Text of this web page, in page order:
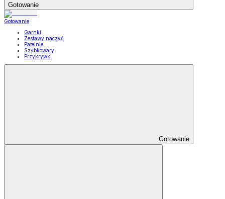
Gotowanie
Gotowanie
Garnki
Zestawy naczyń
Patelnie
Szybkowary
Przykrywki
Gotowanie